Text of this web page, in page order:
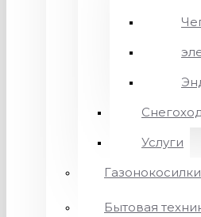
Услуги
Газонокосилки
Бытовая